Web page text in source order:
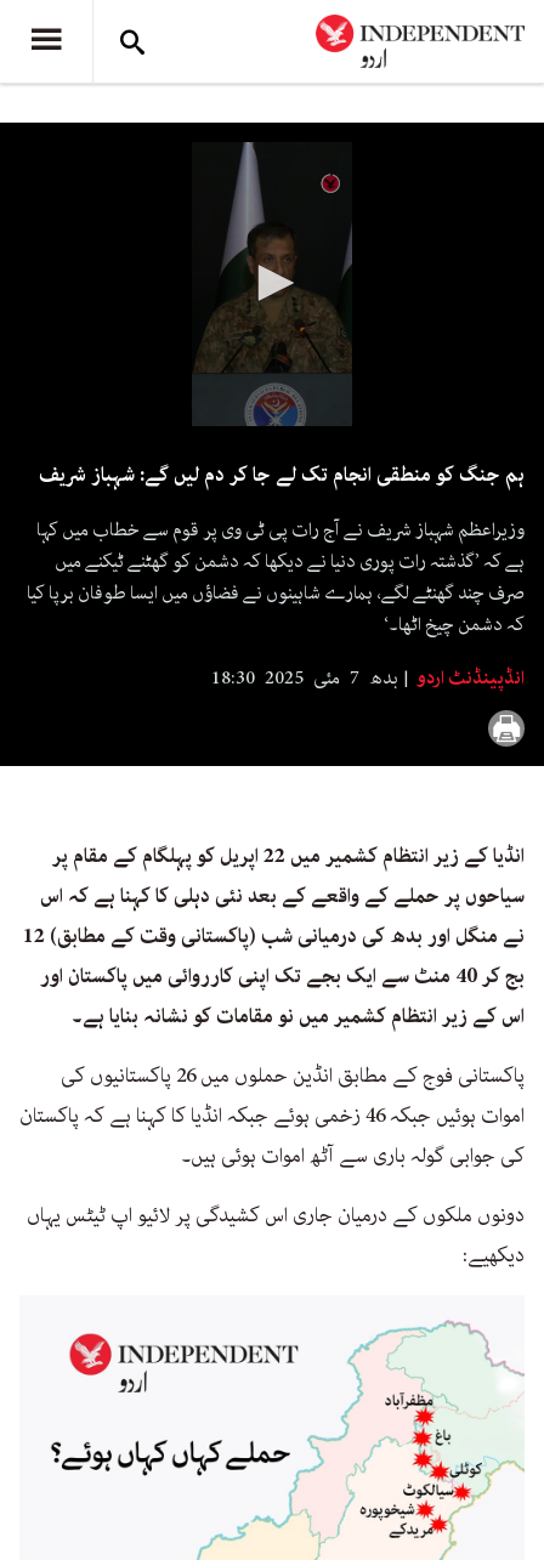
34
seconds
ہم جنگ کو منطقی انجام تک لے جا کر دم لیں گے: شہباز شریف
وزیراعظم شہباز شریف نے آج رات پی ٹی وی پر قوم سے خطاب میں کہا
ہے کہ ’گذشتہ رات پوری دنیا نے دیکھا کہ دشمن کو گھٹنے ٹیکنے میں
صرف چند گھنٹے لگے، ہمارے شاہینوں نے فضاؤں میں ایسا طوفان برپا کیا
کہ دشمن چیخ اٹھا۔‘
انڈپینڈنٹ اردو
بدھ 7 مئی 2025 18:30
انڈیا کے زیر انتظام کشمیر میں 22 اپریل کو پہلگام کے مقام پر
سیاحوں پر حملے کے واقعے کے بعد نئی دہلی کا کہنا ہے کہ اس
نے منگل اور بدھ کی درمیانی شب (پاکستانی وقت کے مطابق) 12
بج کر 40 منٹ سے ایک بجے تک اپنی کارروائی میں پاکستان اور
اس کے زیر انتظام کشمیر میں نو مقامات کو نشانہ بنایا ہے۔
پاکستانی فوج کے مطابق انڈین حملوں میں 26 پاکستانیوں کی
اموات ہوئیں جبکہ 46 زخمی ہوئے جبکہ انڈیا کا کہنا ہے کہ پاکستان
کی جوابی گولہ باری سے آٹھ اموات ہوئی ہیں۔
دونوں ملکوں کے درمیان جاری اس کشیدگی پر لائیو اپ ٹیٹس یہاں
دیکھیے: